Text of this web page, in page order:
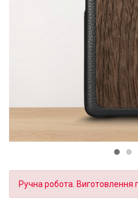
Ручна робота. Виготовлення